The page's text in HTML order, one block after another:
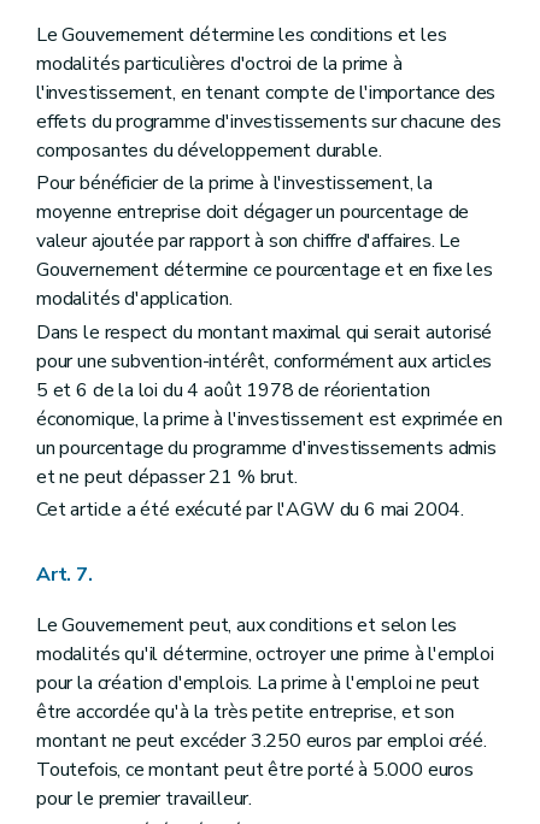
Le Gouvernement détermine les conditions et les
modalités particulières d'octroi de la prime à
l'investissement, en tenant compte de l'importance des
effets du programme d'investissements sur chacune des
composantes du développement durable.
Pour bénéficier de la prime à l'investissement, la
moyenne entreprise doit dégager un pourcentage de
valeur ajoutée par rapport à son chiffre d'affaires. Le
Gouvernement détermine ce pourcentage et en fixe les
modalités d'application.
Dans le respect du montant maximal qui serait autorisé
pour une subvention-intérêt, conformément aux articles
5 et 6 de la loi du 4 août 1978 de réorientation
économique, la prime à l'investissement est exprimée en
un pourcentage du programme d'investissements admis
et ne peut dépasser 21 % brut.
Cet article a été exécuté par l'AGW du 6 mai 2004.
Art. 7.
Le Gouvernement peut, aux conditions et selon les
modalités qu'il détermine, octroyer une prime à l'emploi
pour la création d'emplois. La prime à l'emploi ne peut
être accordée qu'à la très petite entreprise, et son
montant ne peut excéder 3.250 euros par emploi créé.
Toutefois, ce montant peut être porté à 5.000 euros
pour le premier travailleur.